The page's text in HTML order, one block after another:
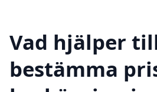
Vad hjälper
bestämma